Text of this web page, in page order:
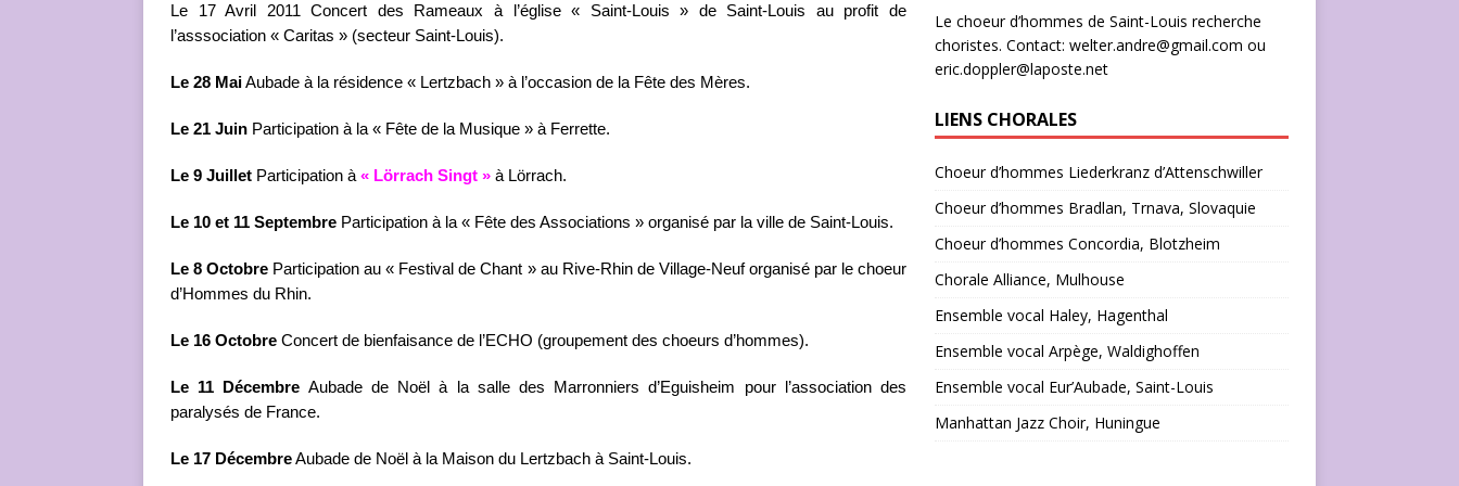
Le 17 Avril 2011 Concert des Rameaux à l’église « Saint-Louis » de Saint-Louis au profit de
l’asssociation « Caritas » (secteur Saint-Louis).
Le 28 MaiAubade à la résidence « Lertzbach » à l’occasion de la Fête des Mères.
Le 21 Juin Participation à la « Fête de la Musique » à Ferrette.
Le 9 Juillet Participation à« Lörrach Singt » à Lörrach.
Le 10 et 11 Septembre Participation à la « Fête des Associations » organisé par la ville de Saint-Louis.
Le 8 Octobre Participation au « Festival de Chant » au Rive-Rhin de Village-Neuf organisé par le choeur
d’Hommes du Rhin.
Le 16 Octobre Concert de bienfaisance de l’ECHO (groupement des choeurs d’hommes).
Le 11 Décembre Aubade de Noël à la salle des Marronniers d’Eguisheim pour l’association des
paralysés de France.
Le 17 DécembreAubade de Noël à la Maison du Lertzbach à Saint-Louis.
Le choeur d’hommes de Saint-Louis recherche
choristes. Contact: welter.andre@gmail.com ou
eric.doppler@laposte.net
LIENS CHORALES
Choeur d’hommes Liederkranz d’Attenschwiller
Choeur d’hommes Bradlan, Trnava, Slovaquie
Choeur d’hommes Concordia, Blotzheim
Chorale Alliance, Mulhouse
Ensemble vocal Haley, Hagenthal
Ensemble vocal Arpège, Waldighoffen
Ensemble vocal Eur’Aubade, Saint-Louis
Manhattan Jazz Choir, Huningue